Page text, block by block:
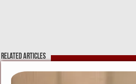
Related Articles